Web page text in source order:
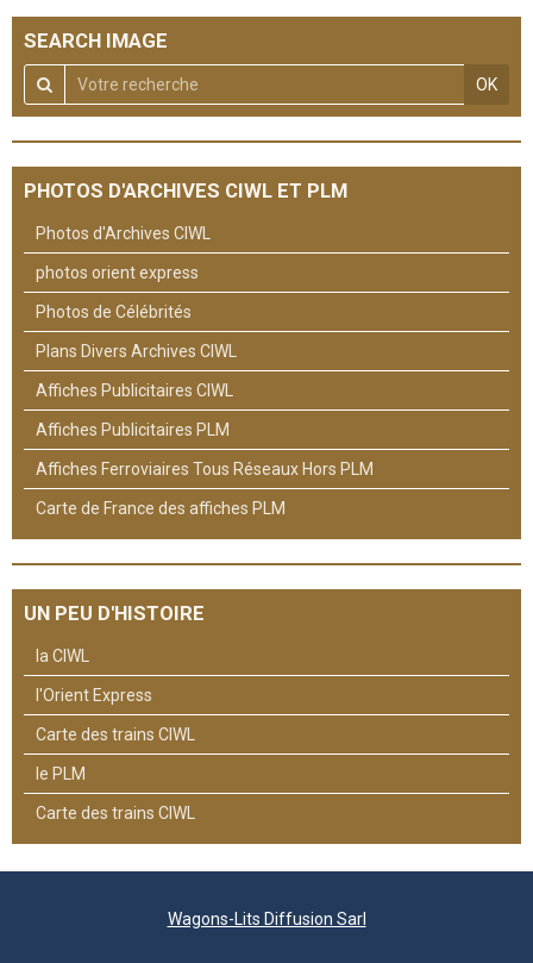
SEARCH IMAGE
OK
PHOTOS D'ARCHIVES CIWL ET PLM
Photos d'Archives CIWL
photos orient express
Photos de Célébrités
Plans Divers Archives CIWL
Affiches Publicitaires CIWL
Affiches Publicitaires PLM
Affiches Ferroviaires Tous Réseaux Hors PLM
Carte de France des affiches PLM
UN PEU D'HISTOIRE
la CIWL
l'Orient Express
Carte des trains CIWL
le PLM
Carte des trains CIWL
Wagons-Lits Diffusion Sarl